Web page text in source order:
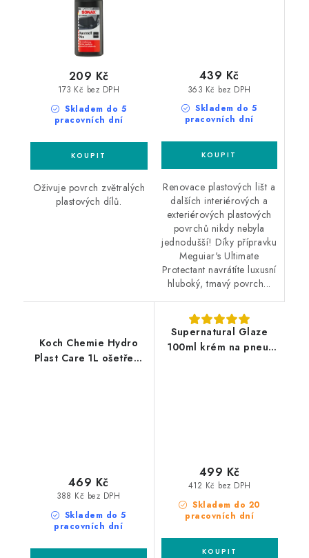
Skladem do 5
pracovních dní
173 Kč bez DPH
209 Kč
Oživuje povrch zvětralých
plastových dílů.
Skladem do 5
pracovních dní
363 Kč bez DPH
439 Kč
Renovace plastových lišt a
dalších interiérových a
exteriérových plastových
povrchů nikdy nebyla
jednodušší! Díky přípravku
Meguiar's Ultimate
Protectant navrátíte luxusní
hluboký, tmavý povrch...
Koch Chemie Hydro
Plast Care 1L ošetření
Skladem do 5
pracovních dní
388 Kč bez DPH
469 Kč
Supernatural Glaze
100ml krém na pneu,
Skladem do 20
pracovních dní
412 Kč bez DPH
499 Kč